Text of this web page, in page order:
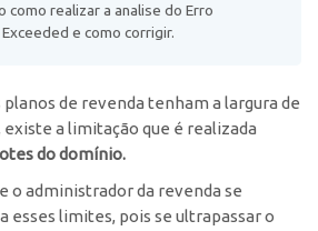
como realizar a analise do Erro
e como corrigir.
planos de revenda tenham a largura de
existe a limitação que é realizada
do domínio.
o administrador da revenda se
esses limites, pois se ultrapassar o